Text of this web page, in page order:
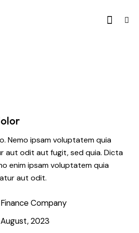
Nemo ipsam voluptatem quia
aut odit aut fugit, sed quia. Dicta
enim ipsam voluptatem quia
aut odit.
Finance Company
August, 2023